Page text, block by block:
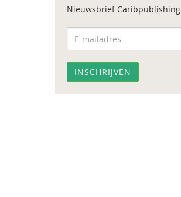
Nieuwsbrief Caribpublishing